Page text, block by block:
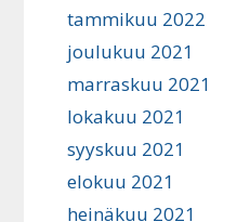
tammikuu 2022
joulukuu 2021
marraskuu 2021
lokakuu 2021
syyskuu 2021
elokuu 2021
heinäkuu 2021